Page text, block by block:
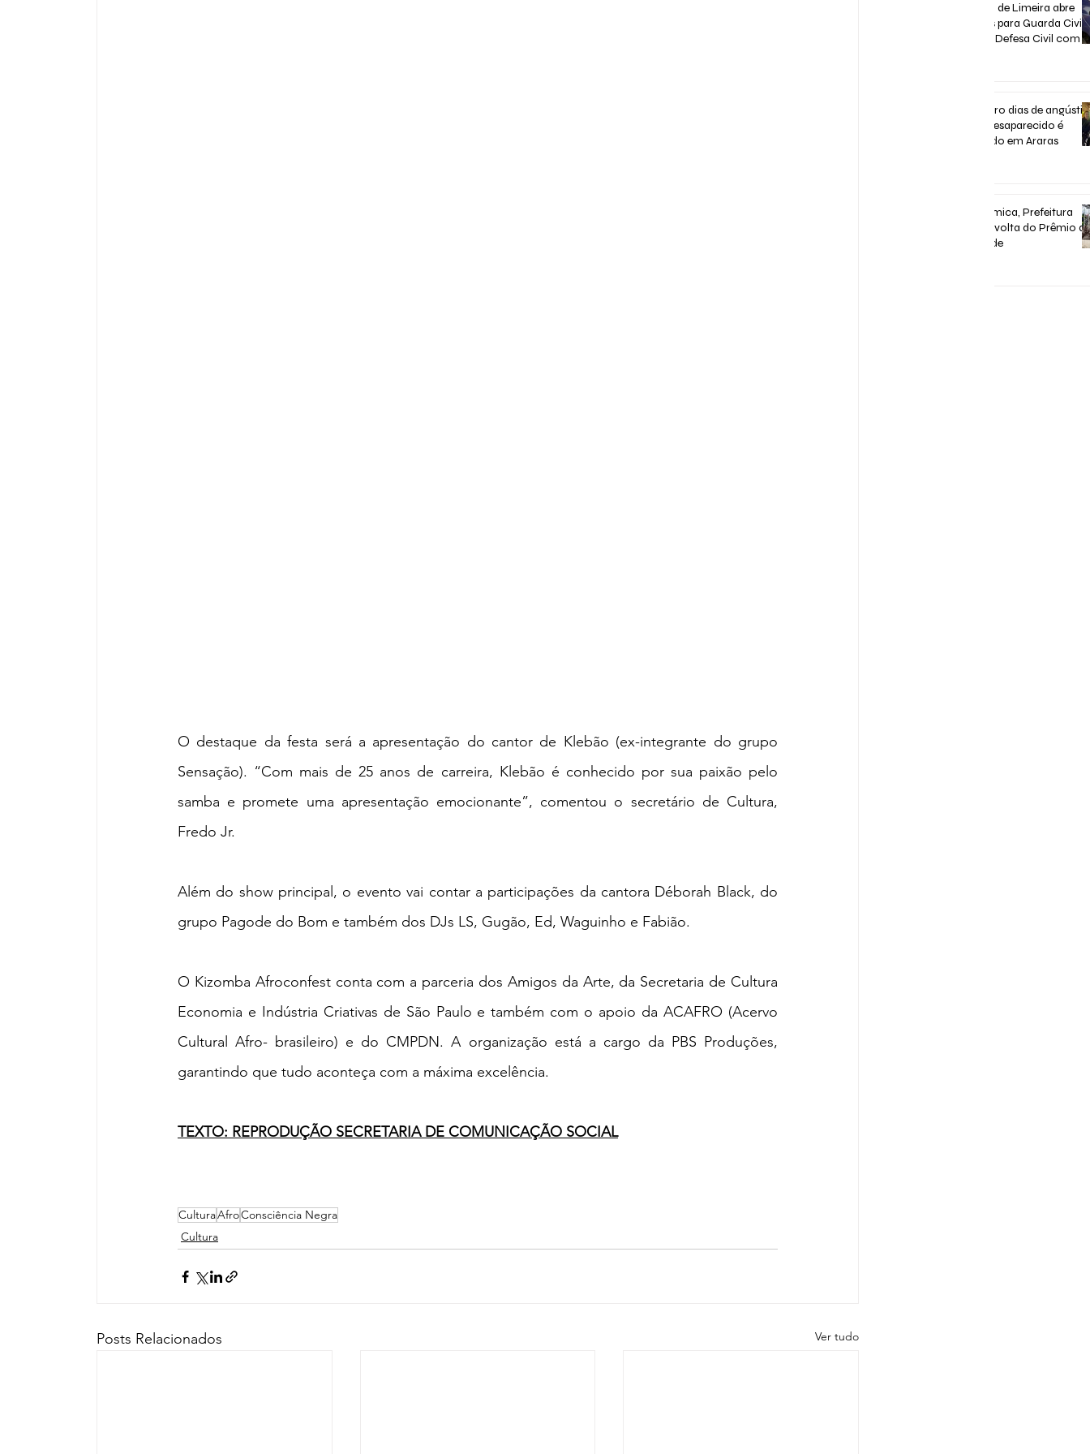
Concurso de Limeira abre
inscrições para Guarda Civil,
Trânsito e Defesa Civil com
Após quatro dias de
homem desaparecido é
encontrado em Araras
Após polêmica, Prefeitura
confirma volta do Prêmio de
Assiduidade
O destaque da festa será a apresentação do cantor de Klebão (ex-integrante do grupo
Sensação). “Com mais de 25 anos de carreira, Klebão é conhecido por sua paixão pelo
samba e promete uma apresentação emocionante”, comentou o secretário de Cultura,
Fredo Jr.
Além do show principal, o evento vai contar a participações da cantora Déborah Black, do
grupo Pagode do Bom e também dos DJs LS, Gugão, Ed, Waguinho e Fabião.
O Kizomba Afroconfest conta com a parceria dos Amigos da Arte, da Secretaria de Cultura
Economia e Indústria Criativas de São Paulo e também com o apoio da ACAFRO (Acervo
Cultural Afro- brasileiro) e do CMPDN. A organização está a cargo da PBS Produções,
garantindo que tudo aconteça com a máxima excelência.
TEXTO: REPRODUÇÃO SECRETARIA DE COMUNICAÇÃO SOCIAL
CulturaAfroConsciência Negra
Cultura
Posts Relacionados Ver tudo